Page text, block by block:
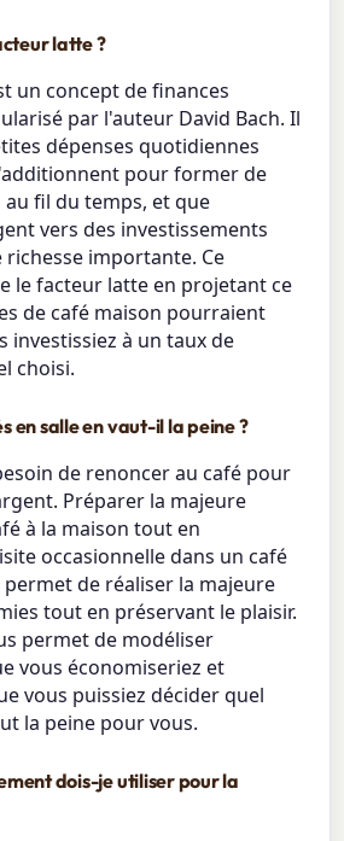
latte ?
un concept de finances
par l'auteur David Bach. Il
dépenses quotidiennes
pour former de
fil du temps, et que
vers des investissements
importante. Ce
le facteur latte en projetant ce
de café maison pourraient
investissiez à un taux de
choisi.
en salle en vaut-il la peine ?
de renoncer au café pour
Préparer la majeure
à la maison tout en
occasionnelle dans un café
de réaliser la majeure
tout en préservant le plaisir.
permet de modéliser
vous économiseriez et
vous puissiez décider quel
la peine pour vous.
dois-je utiliser pour la